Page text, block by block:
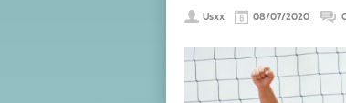
Usxx 08/07/2020